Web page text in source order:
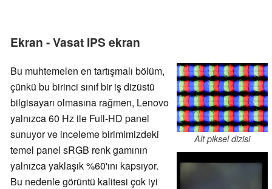
Ekran - Vasat IPS ekran
Alt piksel dizisi
Bu muhtemelen en tartışmalı bölüm,
çünkü bu birinci sınıf bir iş dizüstü
bilgisayarı olmasına rağmen, Lenovo
yalnızca 60 Hz ile Full-HD panel
sunuyor ve inceleme birimimizdeki
temel panel sRGB renk gamının
yalnızca yaklaşık %60'ını kapsıyor.
Bu nedenle görüntü kalitesi çok iyi